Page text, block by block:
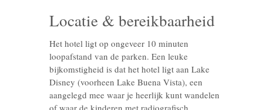
Locatie & bereikbaarheid
Het hotel ligt op ongeveer 10 minuten
loopafstand van de parken. Een leuke
bijkomstigheid is dat het hotel ligt aan Lake
Disney (voorheen Lake Buena Vista), een
aangelegd mee waar je heerlijk kunt wandelen